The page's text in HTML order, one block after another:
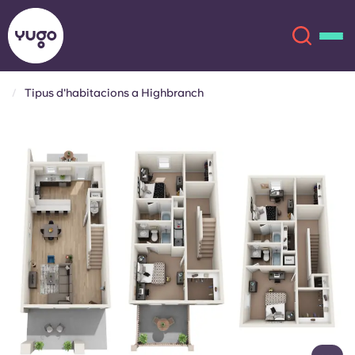
Ubicacions
Més
Compte Llengua
English (US)
Chinese Español
Català Deutsch
Italian French
Portuguese
Tipus d'habitacions a Highbranch